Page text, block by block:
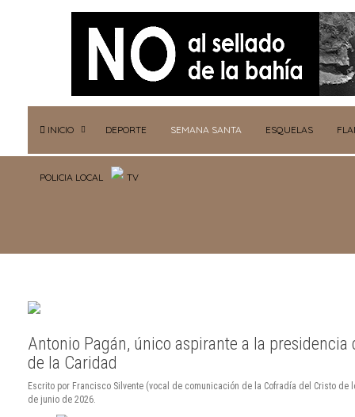
INICIO DEPORTE SEMANA SANTA ESQUELAS
POLICIA LOCAL TV
Antonio Pagán, único aspirante a la presidencia
de la Caridad
Escrito por Francisco Silvente (vocal de comunicación de la Cofradía del Cristo de
de junio de 2026.